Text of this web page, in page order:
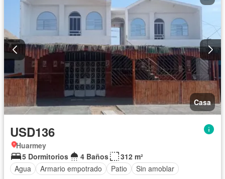
Casa
USD136
Huarmey
5 Dormitorios
4 Baños
312 m²
Agua
Armario empotrado Patio Sin amoblar